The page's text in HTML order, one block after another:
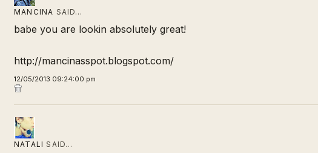
MANCINA SAID…
babe you are lookin absolutely great!
http://mancinasspot.blogspot.com/
12/05/2013 09:24:00 pm
NATALI SAID…